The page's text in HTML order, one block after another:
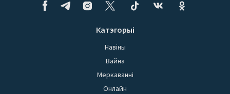
Катэгорыі
Навіны
Вайна
Меркаванні
Онлайн